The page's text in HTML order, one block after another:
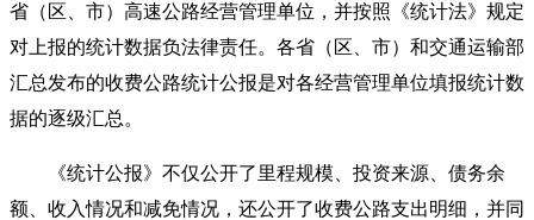
省（区、市）高速公路经营管理单位，并按照《统计法》规定
对上报的统计数据负法律责任。各省（区、市）和交通运输部
汇总发布的收费公路统计公报是对各经营管理单位填报统计数
据的逐级汇总。
《统计公报》不仅公开了里程规模、投资来源、债务余
额、收入情况和减免情况，还公开了收费公路支出明细，并同